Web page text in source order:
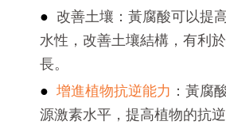
●
改善土壤：黃腐酸可以提
水性，改善土壤結構，有利
長。
● 增進植物抗逆能力 ：黃腐
源激素水平，提高植物的抗